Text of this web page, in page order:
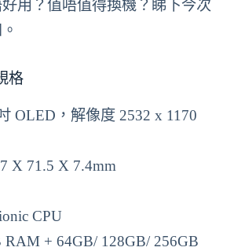
用？值唔值得換機？睇下今次
格
OLED，解像度 2532 x 1170
X 71.5 X 7.4mm
CPU
+ 64GB/ 128GB/ 256GB